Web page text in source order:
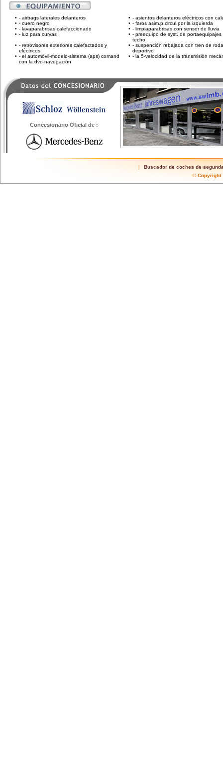
• - airbags laterales delanteros • - asientos delanteros eléctricos con
• - cuero negro • - faros asim.p.circul.por la izquierda
• - lavaparabrisas calefaccionado • - limpiaparabrisas con sensor de lluvia
• - luz para curvas • - preequipo de syst. de portaequipajes
techo
• - retrovisores exteriores calefactados y
eléctricos
• - suspención rebajada con tren de
deportivo
• - el automóvil-modelo-sistema (aps) comand
con la dvd-navegación
• - la 5-velocidad de la transmisión
Concesionario Oficial de :
Buscador de coches de
©